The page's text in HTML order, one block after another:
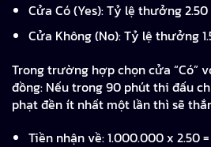
Cửa Có (Yes): Tỷ lệ thưởng 2.50
Cửa Không (No): Tỷ lệ thưởng
Trong trường hợp chọn cửa “Có”
đồng: Nếu trong 90 phút thi đấu
phạt đền ít nhất một lần thì sẽ
Tiền nhận về: 1.000.000 x 2.50